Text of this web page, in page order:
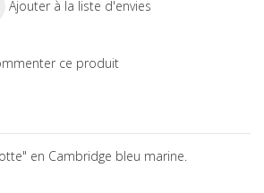
Ajouter à la liste d'envies
ce produit
en Cambridge bleu marine.